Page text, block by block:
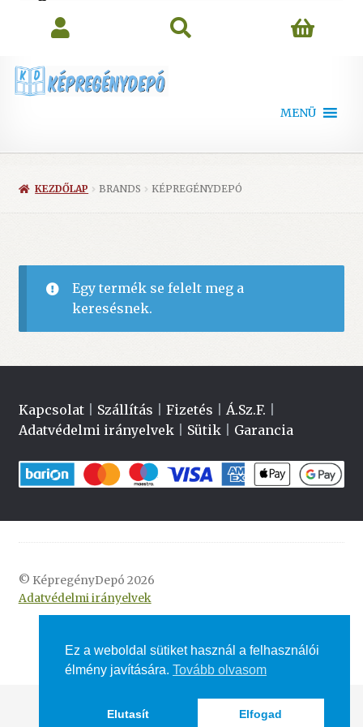
MENÜ
KEZDŐLAP BRANDS KÉPREGÉNYDEPÓ
Egy termék se felelt meg a
keresésnek.
Kapcsolat| Szállítás Fizetés Á.Sz.F.
Adatvédelmi irányelvek| Sütik| Garancia
© KépregényDepó 2026
Adatvédelmi irányelvek
Ez a weboldal sütiket használ a felhasználói
élmény javítására. Tovább olvasom
Elutasít Elfogad